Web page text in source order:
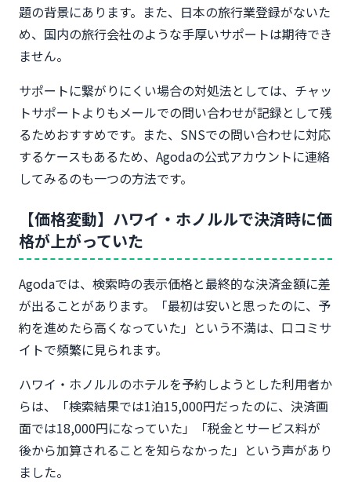
題の背景にあります。また、日本の旅行業登録がないた
め、国内の旅行会社のような手厚いサポートは期待でき
ません。
サポートに繋がりにくい場合の対処法としては、チャッ
トサポートよりもメールでの問い合わせが記録として残
るためおすすめです。また、SNSでの問い合わせに対応
するケースもあるため、Agodaの公式アカウントに連絡
してみるのも一つの方法です。
【価格変動】ハワイ・ホノルルで決済時に価
格が上がっていた
Agodaでは、検索時の表示価格と最終的な決済金額に差
が出ることがあります。「最初は安いと思ったのに、予
約を進めたら高くなっていた」という不満は、口コミサ
イトで頻繁に見られます。
ハワイ・ホノルルのホテルを予約しようとした利用者か
らは、「検索結果では1泊15,000円だったのに、決済画
面では18,000円になっていた」「税金とサービス料が
後から加算されることを知らなかった」という声があり
ました。